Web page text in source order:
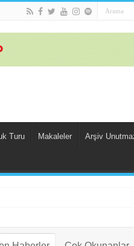
Turu Makaleler Arşiv